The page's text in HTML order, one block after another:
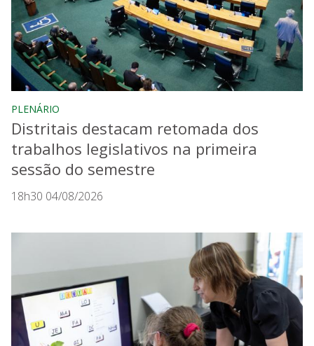
PLENÁRIO
Distritais destacam retomada dos
trabalhos legislativos na primeira
sessão do semestre
18h30 04/08/2026